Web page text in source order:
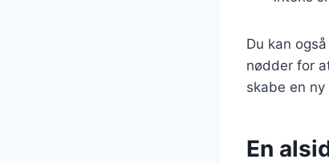
Du kan
nødder for
skabe en
En